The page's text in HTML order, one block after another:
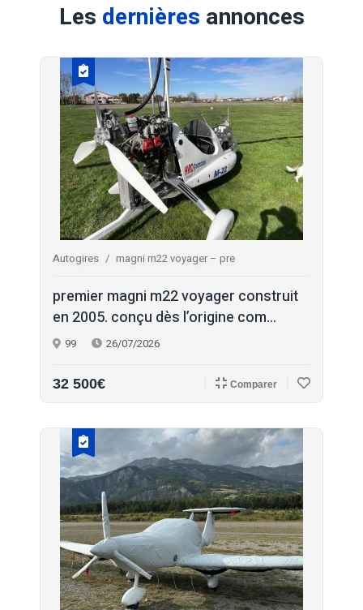
Les dernières annonces
Autogires magni m22 voyager – pre
premier magni m22 voyager construit
en 2005. conçu dès l’origine com...
99 26/07/2026
32 500€ Comparer